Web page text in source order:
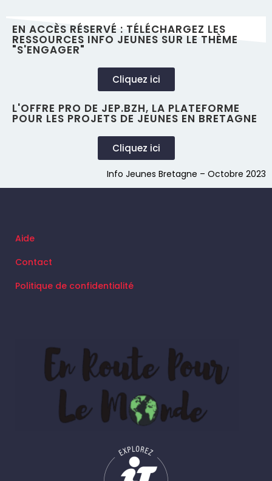
EN ACCÈS RÉSERVÉ : TÉLÉCHARGEZ LES
RESSOURCES INFO JEUNES SUR LE THÈME
"S'ENGAGER"
Cliquez ici
L'OFFRE PRO DE JEP.BZH, LA PLATEFORME
POUR LES PROJETS DE JEUNES EN BRETAGNE
Cliquez ici
Info Jeunes Bretagne – Octobre 2023
Aide
Contact
Politique de confidentialité